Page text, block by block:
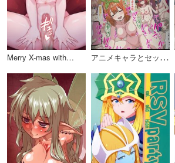
Merry X-mas with… ア
ニメキャラとセックルできるアプリ２２、八奈見杏菜編